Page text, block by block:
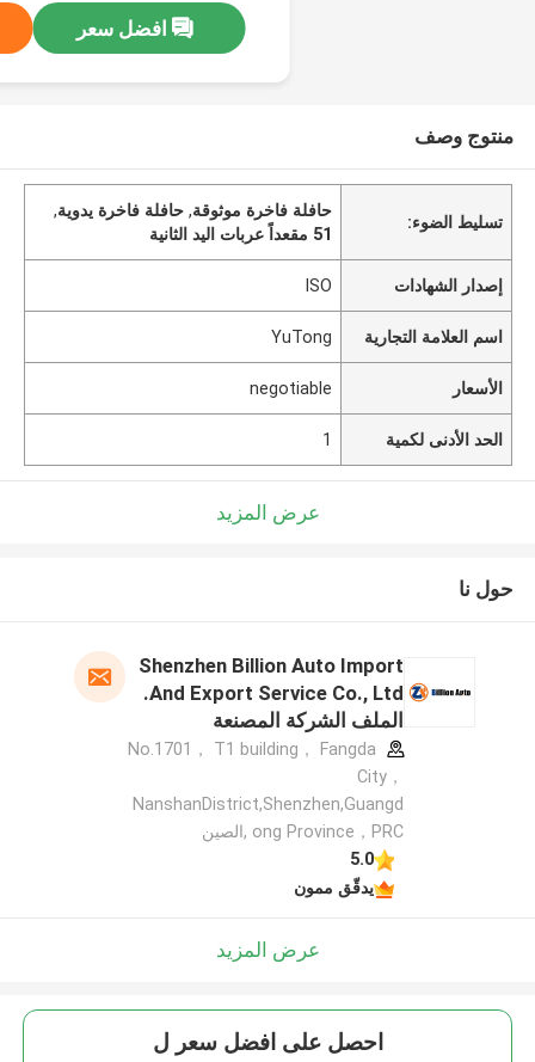
افضل سعر
منتوج وصف
تسليط الضوء:
حافلة فاخرة موثوقة,حافلة فاخرة يدوية,
51 مقعداً عربات اليد الثانية
إصدار الشهادات ISO
اسم العلامة التجارية YuTong
الأسعار negotiable
الحد الأدنى لكمية 1
عرض المزيد
حول نا
Shenzhen Billion Auto Import
And Export Service Co., Ltd.
الملف الشركة المصنعة
No.1701， T1 building， Fangda
City，
NanshanDistrict,Shenzhen,Guangd
ong Province，PRC ,الصين
5.0
يدقّق ممون
عرض المزيد
احصل على افضل سعر ل